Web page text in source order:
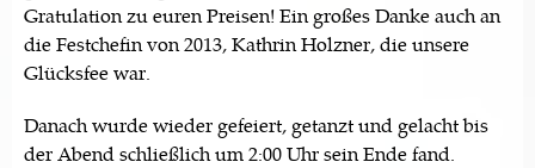
Gratulation zu euren Preisen! Ein großes Danke auch an
die Festchefin von 2013, Kathrin Holzner, die unsere
Glücksfee war.
Danach wurde wieder gefeiert, getanzt und gelacht bis
der Abend schließlich um 2:00 Uhr sein Ende fand.